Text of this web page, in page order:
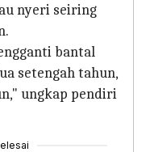
nyeri seiring
bantal
setengah tahun,
ungkap pendiri